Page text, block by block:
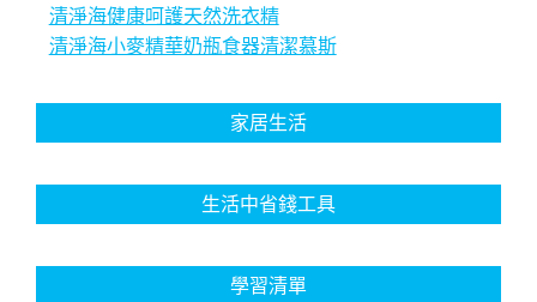
清淨海健康呵護天然洗衣精
清淨海小麥精華奶瓶食器清潔慕斯
家居生活
生活中省錢工具
學習清單